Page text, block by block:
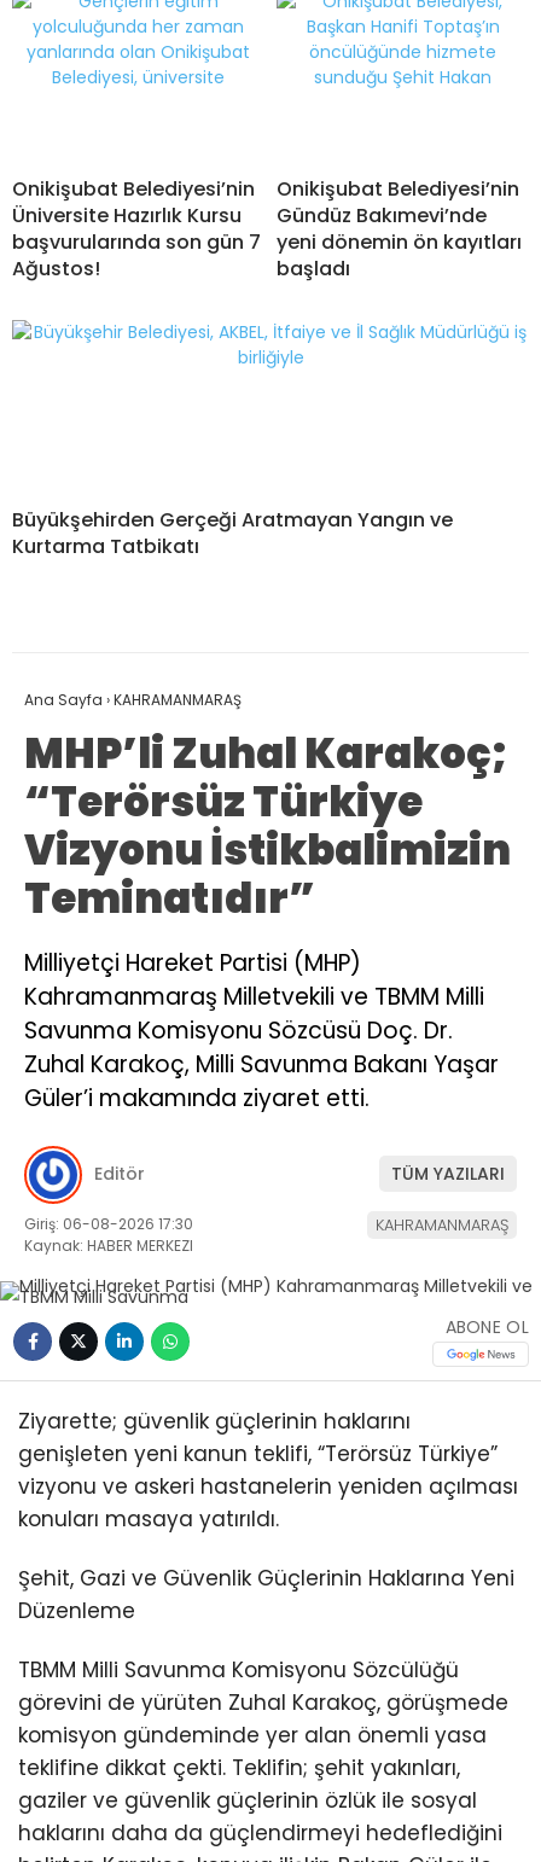
Onikişubat Belediyesi’nin
Üniversite Hazırlık Kursu
başvurularında son gün 7
Ağustos!
Onikişubat Belediyesi’nin
Gündüz Bakımevi’nde
yeni dönemin ön kayıtları
başladı
Büyükşehirden Gerçeği Aratmayan Yangın ve
Kurtarma Tatbikatı
Ana Sayfa ›KAHRAMANMARAŞ
MHP’li Zuhal Karakoç;
“Terörsüz Türkiye
Vizyonu İstikbalimizin
Teminatıdır”
Milliyetçi Hareket Partisi (MHP)
Kahramanmaraş Milletvekili ve TBMM Milli
Savunma Komisyonu Sözcüsü Doç. Dr.
Zuhal Karakoç, Milli Savunma Bakanı Yaşar
Güler’i makamında ziyaret etti.
Editör TÜM YAZILARI
Giriş: 06-08-2026 17:30
Kaynak: HABER MERKEZI
KAHRAMANMARAŞ
ABONE OL
Ziyarette; güvenlik güçlerinin haklarını
genişleten yeni kanun teklifi, “Terörsüz Türkiye”
vizyonu ve askeri hastanelerin yeniden açılması
konuları masaya yatırıldı.
Şehit, Gazi ve Güvenlik Güçlerinin Haklarına Yeni
Düzenleme
TBMM Milli Savunma Komisyonu Sözcülüğü
görevini de yürüten Zuhal Karakoç, görüşmede
komisyon gündeminde yer alan önemli yasa
teklifine dikkat çekti. Teklifin; şehit yakınları,
gaziler ve güvenlik güçlerinin özlük ile sosyal
haklarını daha da güçlendirmeyi hedeflediğini